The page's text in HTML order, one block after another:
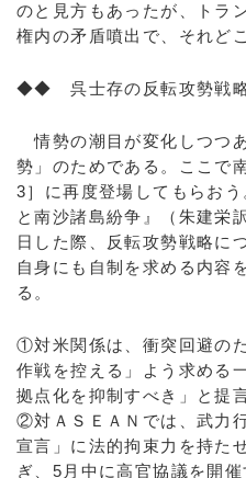
のと見方もあったが、トラ
権内の矛盾噴出で、それど
◆◆ 呉士存の反転攻勢戦
情勢の潮目が変化しつつ
勢」のためである。ここで
3］に再度登場してもらお
と南沙諸島紛争』（朱建栄
日した際、反転攻勢戦略に
自身にも自制を求める内容
る。
①対米関係は、衝突回避の
作戦を控える」よう求める
拠点化を抑制すべき」と提
②対ＡＳＥＡＮでは、武力
宣言」に法的拘束力を持た
ぎ、5月中に高官協議を開